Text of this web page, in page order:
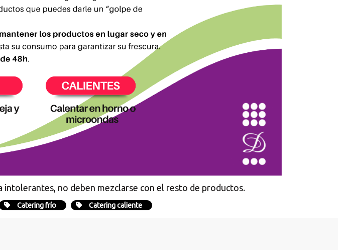
intolerantes, no deben mezclarse con el resto de productos.
Catering frío Catering caliente